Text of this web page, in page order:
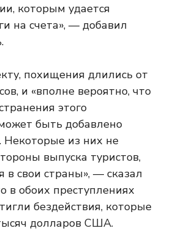
которым удается
на счета», — добавил
похищения длились от
и «вполне вероятно, что
этого
быть добавлено
Некоторые из них не
выпуска туристов,
в свои страны», — сказал
в обоих преступлениях
бездействия, которые
долларов США.